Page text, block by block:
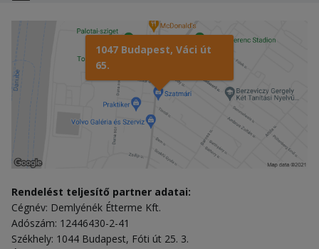
1047 Budapest, Váci út
65.
Rendelést teljesítő partner adatai:
Cégnév: Demlyénék Étterme Kft.
Adószám: 12446430-2-41
Székhely: 1044 Budapest, Fóti út 25. 3.